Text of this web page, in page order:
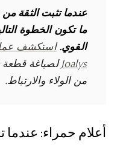
عندما تثبت الثقة من
ما تكون الخطوة
القوي. استكشف
Joalysلصياغة قطعة
من الولاء والارتباط.
أعلام حمراء: